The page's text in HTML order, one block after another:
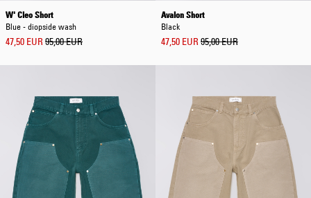
W' Cleo Short
Blue - diopside wash
47,50 EUR 95,00 EUR
Avalon Short
Black
47,50 EUR 95,00 EUR